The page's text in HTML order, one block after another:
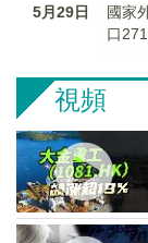
5月29日
國家
口
視頻